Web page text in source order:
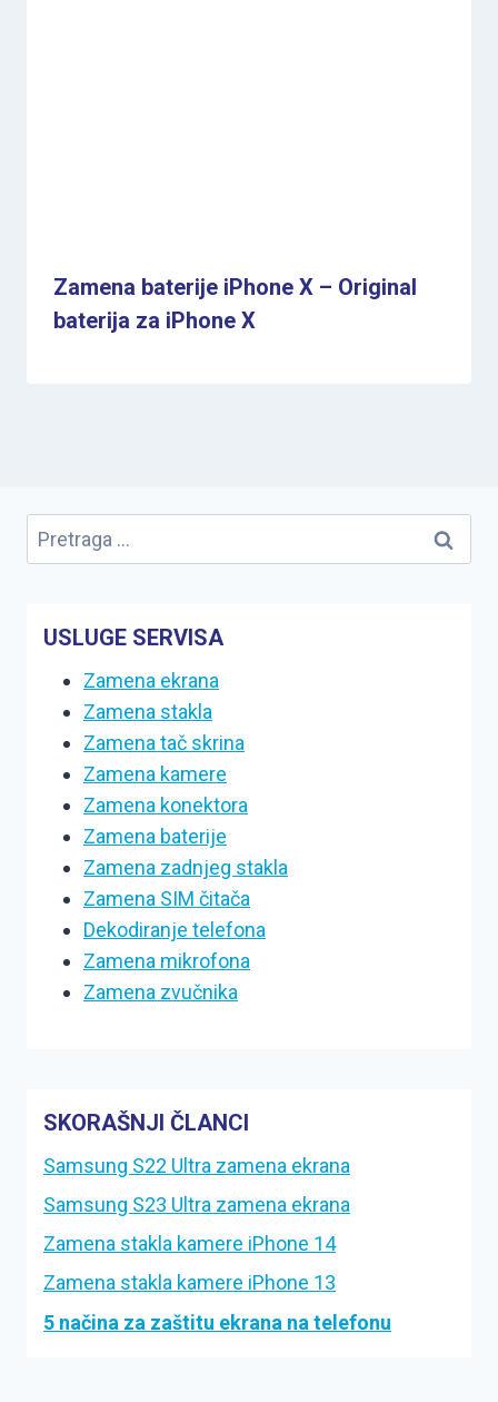
Zamena baterije iPhone X – Original
baterija za iPhone X
USLUGE SERVISA
Zamena ekrana
Zamena stakla
Zamena tač skrina
Zamena kamere
Zamena konektora
Zamena baterije
Zamena zadnjeg stakla
Zamena SIM čitača
Dekodiranje telefona
Zamena mikrofona
Zamena zvučnika
SKORAŠNJI ČLANCI
Samsung S22 Ultra zamena ekrana
Samsung S23 Ultra zamena ekrana
Zamena stakla kamere iPhone 14
Zamena stakla kamere iPhone 13
5 načina za zaštitu ekrana na telefonu